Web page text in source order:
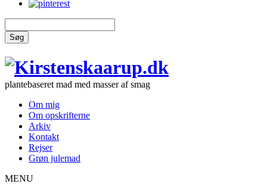
Søg
plantebaseret mad med masser af smag
Om mig
Om opskrifterne
Arkiv
Kontakt
Rejser
Grøn julemad
MENU